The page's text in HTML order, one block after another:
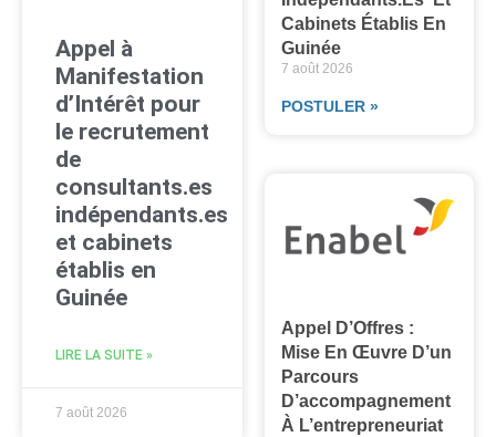
Appel à
Manifestation
d’Intérêt pour
le recrutement
de
consultants.es
indépendants.es
et cabinets
établis en
Guinée
LIRE LA SUITE »
7 août 2026
Cabinets Établis En
Guinée
7 août 2026
POSTULER »
Appel D’Offres :
Mise En Œuvre D’un
Parcours
D’accompagnement
À L’entrepreneuriat